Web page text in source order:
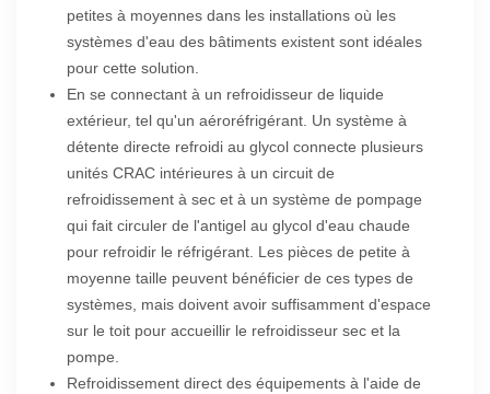
petites à moyennes dans les installations où les
systèmes d'eau des bâtiments existent sont idéales
pour cette solution.
En se connectant à un refroidisseur de liquide
extérieur, tel qu'un aéroréfrigérant. Un système à
détente directe refroidi au glycol connecte plusieurs
unités CRAC intérieures à un circuit de
refroidissement à sec et à un système de pompage
qui fait circuler de l'antigel au glycol d'eau chaude
pour refroidir le réfrigérant. Les pièces de petite à
moyenne taille peuvent bénéficier de ces types de
systèmes, mais doivent avoir suffisamment d'espace
sur le toit pour accueillir le refroidisseur sec et la
pompe.
Refroidissement direct des équipements à l'aide de